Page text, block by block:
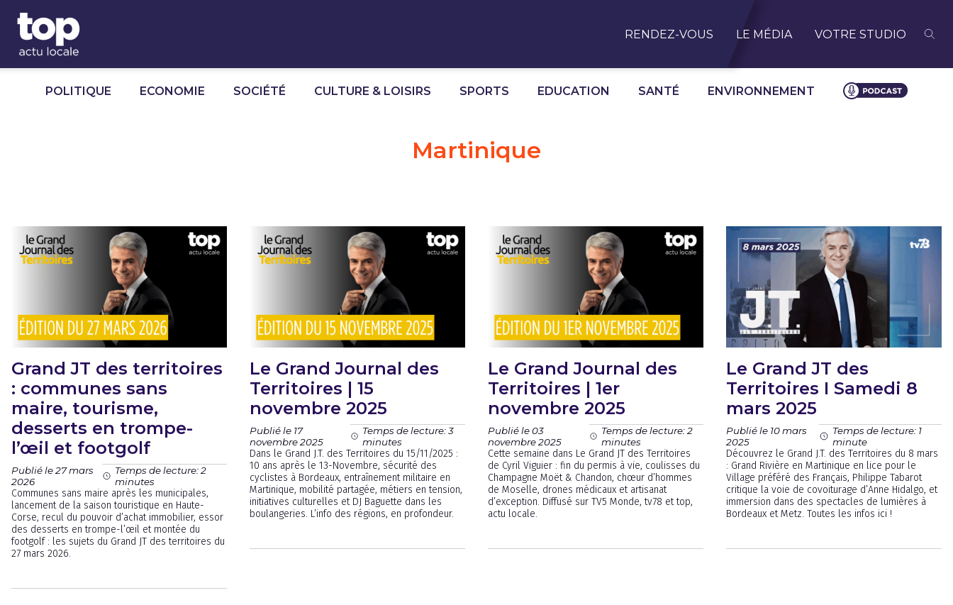
RENDEZ-VOUS LE MÉDIA VOTRE STUDIO
POLITIQUE ECONOMIE SOCIÉTÉ CULTURE & LOISIRS SPORTS EDUCATION SANTÉ ENVIRONNEMENT
Martinique
Grand JT des territoires
: communes sans
maire, tourisme,
desserts en trompe-
l’œil et footgolf
Publié le 27 mars
2026
Temps de lecture: 2
minutes
Communes sans maire après les municipales,
lancement de la saison touristique en Haute-
Corse, recul du pouvoir d’achat immobilier, essor
des desserts en trompe-l’œil et montée du
footgolf : les sujets du Grand JT des territoires du
27 mars 2026.
Le Grand Journal des
Territoires | 15
novembre 2025
Publié le 17
novembre 2025
Temps de lecture: 3
minutes
Dans le Grand J.T. des Territoires du 15/11/2025 :
10 ans après le 13-Novembre, sécurité des
cyclistes à Bordeaux, entraînement militaire en
Martinique, mobilité partagée, métiers en tension,
initiatives culturelles et DJ Baguette dans les
boulangeries. L’info des régions, en profondeur.
Le Grand Journal des
Territoires | 1er
novembre 2025
Publié le 03
novembre 2025
Temps de lecture: 2
minutes
Cette semaine dans Le Grand JT des Territoires
de Cyril Viguier : fin du permis à vie, coulisses du
Champagne Moët & Chandon, chœur d’hommes
de Moselle, drones médicaux et artisanat
d’exception. Diffusé sur TV5 Monde, tv78 et top,
actu locale.
Le Grand JT des
Territoires I Samedi 8
mars 2025
Publié le 10 mars
2025
Temps de lecture: 1
minute
Découvrez le Grand J.T. des Territoires du 8 mars
: Grand Rivière en Martinique en lice pour le
Village préféré des Français, Philippe Tabarot
critique la voie de covoiturage d’Anne Hidalgo, et
immersion dans des spectacles de lumières à
Bordeaux et Metz. Toutes les infos ici !